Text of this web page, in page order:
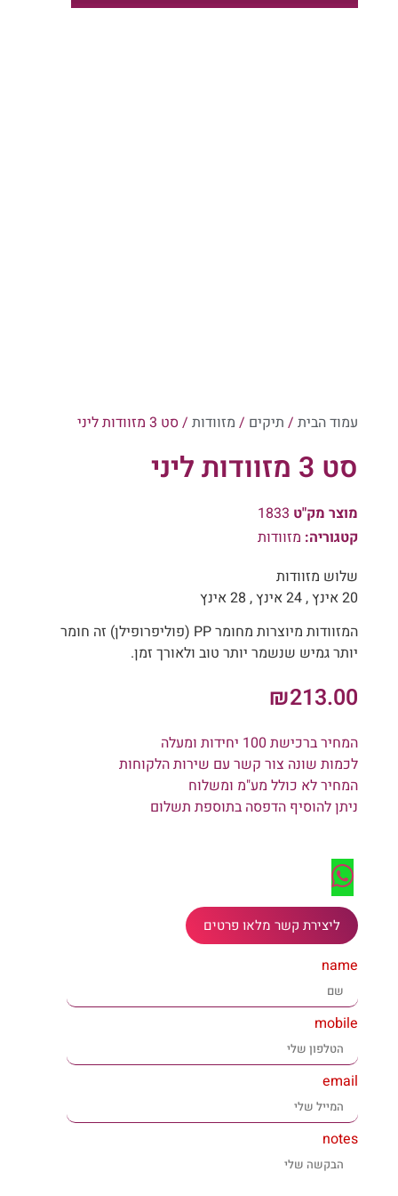
עמוד הבית/תיקים/מזוודות/ סט 3 מזוודות ליני
סט 3 מזוודות ליני
מוצר מק"ט1833
קטגוריה:מזוודות
שלוש מזוודות
המזוודות מיוצרות מחומר PP (פוליפרופילן) זה חומר
יותר גמיש שנשמר יותר טוב ולאורך זמן.
₪213.00
המחיר ברכישת 100 יחידות ומעלה
לכמות שונה צור קשר עם שירות הלקוחות
המחיר לא כולל מע"מ ומשלוח
ניתן להוסיף הדפסה בתוספת תשלום
ליצירת קשר מלאו פרטים
name
mobile
email
notes